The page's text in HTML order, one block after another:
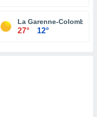
La Garenne-Colombes
27° 12°